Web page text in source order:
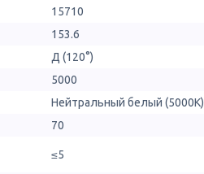
15710
153.6
Д (120°)
5000
Нейтральный белый (5000К)
70
≤5